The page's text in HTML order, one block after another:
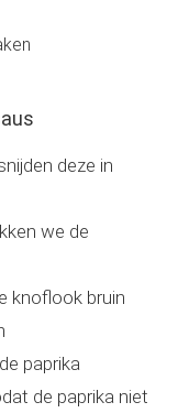
deze in
we de
knoflook bruin
paprika
de paprika niet